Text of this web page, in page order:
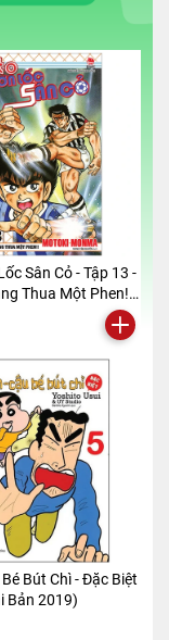
Sân Cỏ - Tập 13 -
Thua Một Phen!!
Bút Chì - Đặc Biệt
Bản 2019)